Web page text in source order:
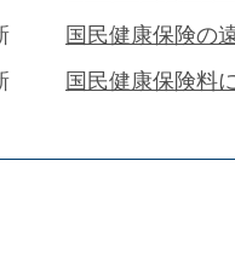
国民健康保険の
国民健康保険料